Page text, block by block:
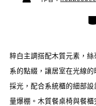
分
類
粹白主調搭配木質元素，
系的點綴，讓居室在光線
採光，配合系統櫃的細部
量爆棚。木質餐桌椅與餐